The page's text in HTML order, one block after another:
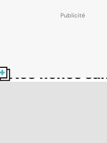
Nos fiches